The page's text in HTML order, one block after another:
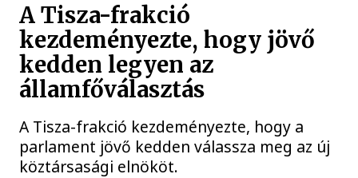
A Tisza-frakció
kezdeményezte, hogy jövő
kedden legyen az
államfőválasztás
A Tisza-frakció kezdeményezte, hogy a
parlament jövő kedden válassza meg az új
köztársasági elnököt.